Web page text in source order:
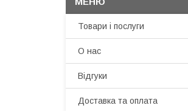
Товари і послуги
О нас
Відгуки
Доставка та оплата